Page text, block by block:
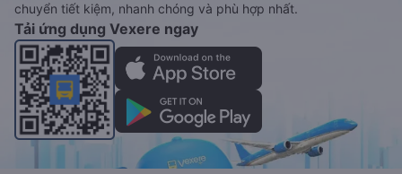
chuyển tiết kiệm, nhanh chóng và phù hợp nhất.
Tải ứng dụng Vexere ngay